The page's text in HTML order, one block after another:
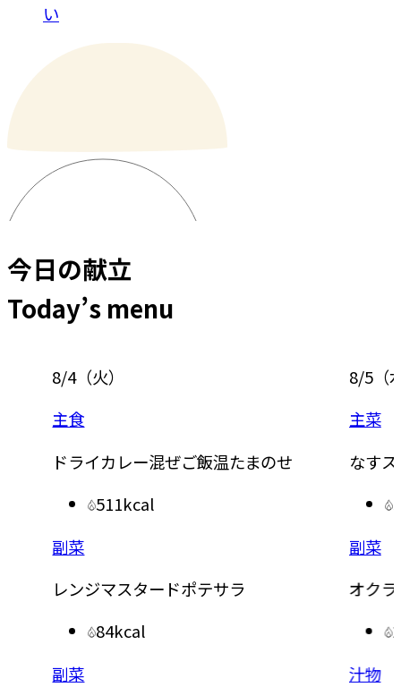
い
今日の献立
Today’s menu
8/5 （水）
主菜
なすステーキ 肉にらソース
315kcal
副菜
オクラの梅おかかあえ
27kcal
汁物
8/6 （
主食
台湾
副菜
トマ